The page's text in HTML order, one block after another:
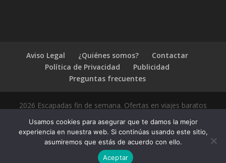
Aviso Legal ¿Quiénes somos?
Contactar
Política de Privacidad
Publicidad
Preguntas frecuentes
2026 Escapadas fin de semana. Ofertas en viajes baratos
Usamos cookies para asegurar que te damos la mejor
experiencia en nuestra web. Si continúas usando este sitio,
asumiremos que estás de acuerdo con ello.
Aceptar